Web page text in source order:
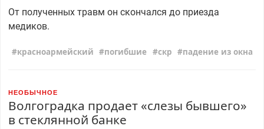
От полученных травм он скончался до приезда
медиков.
красноармейский погибшие скр падение из окна
НЕОБЫЧНОЕ
Волгоградка продает «слезы бывшего»
в стеклянной банке